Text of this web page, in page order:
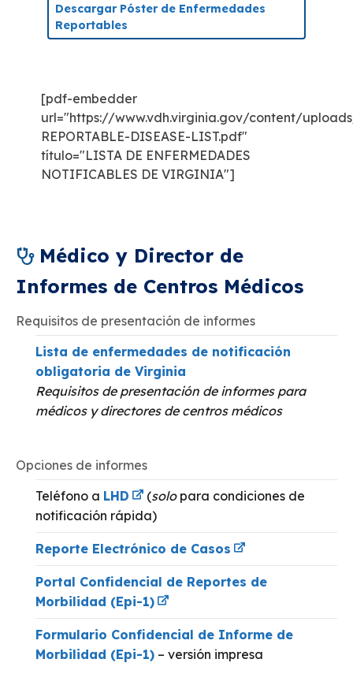
Descargar Póster de Enfermedades
Reportables
[pdf-embedder
url="https://www.vdh.virginia.gov/content/
REPORTABLE-DISEASE-LIST.pdf"
título="LISTA DE ENFERMEDADES
NOTIFICABLES DE VIRGINIA"]
Médico y Director de
Informes de Centros Médicos
Requisitos de presentación de informes
Lista de enfermedades de notificación
obligatoria de Virginia
Requisitos de presentación de informes para
médicos y directores de centros médicos
Opciones de informes
Teléfono a LHD (solopara condiciones de
notificación rápida)
Reporte Electrónico de Casos
Portal Confidencial de Reportes de
Morbilidad (Epi-1)
Formulario Confidencial de Informe de
Morbilidad (Epi-1) – versión impresa